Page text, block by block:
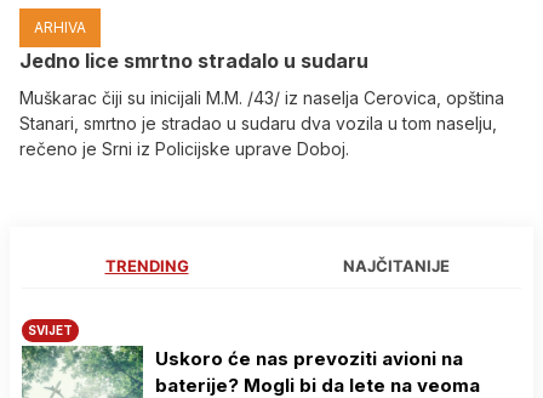
ARHIVA
Јedno lice smrtno stradalo u sudaru
Muškarac čiji su inicijali M.M. /43/ iz naselja Cerovica, opština
Stanari, smrtno je stradao u sudaru dva vozila u tom naselju,
rečeno je Srni iz Policijske uprave Doboj.
TRENDING NAJČITANIJE
SVIJET
Uskoro će nas prevoziti avioni na
baterije? Mogli bi da lete na veoma